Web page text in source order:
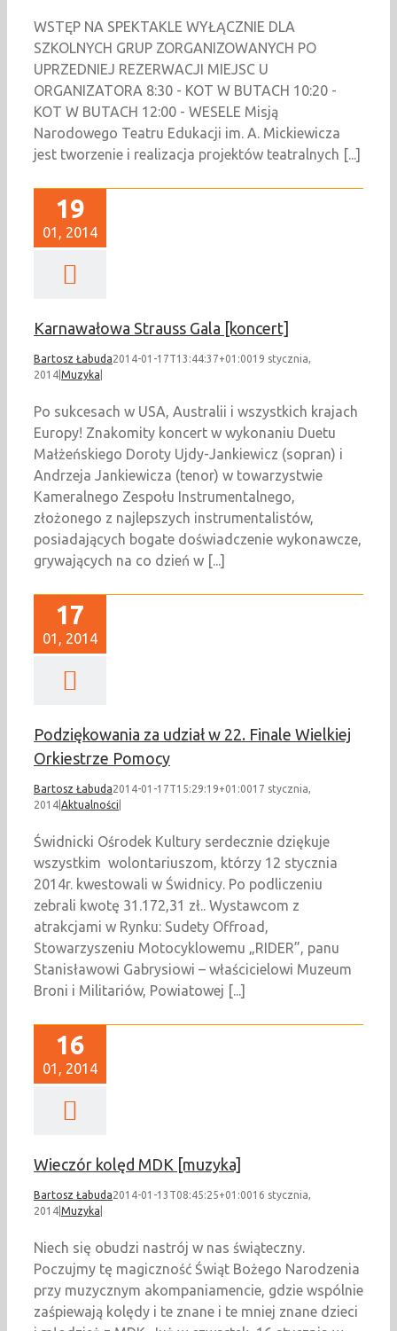
WSTĘP NA SPEKTAKLE WYŁĄCZNIE DLA
SZKOLNYCH GRUP ZORGANIZOWANYCH PO
UPRZEDNIEJ REZERWACJI MIEJSC U
ORGANIZATORA 8:30 - KOT W BUTACH 10:20 -
KOT W BUTACH 12:00 - WESELE Misją
Narodowego Teatru Edukacji im. A. Mickiewicza
jest tworzenie i realizacja projektów teatralnych [...]
19
01, 2014
Karnawałowa Strauss Gala [koncert]
Bartosz Łabuda2014-01-17T13:44:37+01:0019 stycznia,
2014 Muzyka
Po sukcesach w USA, Australii i wszystkich krajach
Europy! Znakomity koncert w wykonaniu Duetu
Małżeńskiego Doroty Ujdy-Jankiewicz (sopran) i
Andrzeja Jankiewicza (tenor) w towarzystwie
Kameralnego Zespołu Instrumentalnego,
złożonego z najlepszych instrumentalistów,
posiadających bogate doświadczenie wykonawcze,
grywających na co dzień w [...]
17
01, 2014
Podziękowania za udział w 22. Finale Wielkiej
Orkiestrze Pomocy
Bartosz Łabuda2014-01-17T15:29:19+01:0017 stycznia,
2014 Aktualności
Świdnicki Ośrodek Kultury serdecznie dziękuje
wszystkim wolontariuszom, którzy 12 stycznia
2014r. kwestowali w Świdnicy. Po podliczeniu
zebrali kwotę 31.172,31 zł.. Wystawcom z
atrakcjami w Rynku: Sudety Offroad,
Stowarzyszeniu Motocyklowemu „RIDER”, panu
Stanisławowi Gabrysiowi – właścicielowi Muzeum
Broni i Militariów, Powiatowej [...]
16
01, 2014
Wieczór kolęd MDK [muzyka]
Bartosz Łabuda2014-01-13T08:45:25+01:0016 stycznia,
2014 Muzyka
Niech się obudzi nastrój w nas świąteczny.
Poczujmy tę magiczność Świąt Bożego Narodzenia
przy muzycznym akompaniamencie, gdzie wspólnie
zaśpiewają kolędy i te znane i te mniej znane dzieci